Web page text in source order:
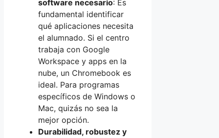
software necesario: Es
fundamental identificar
qué aplicaciones necesita
el alumnado. Si el centro
trabaja con Google
Workspace y apps en la
nube, un Chromebook es
ideal. Para programas
específicos de Windows o
Mac, quizás no sea la
mejor opción.
Durabilidad, robustez y